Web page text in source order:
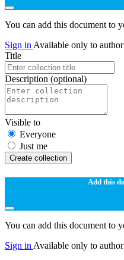
You can add this document to
Sign in Available only to
Title
Description (optional)
Visible to
Everyone
Just me
Create collection
Add this
You can add this document to
Sign in Available only to